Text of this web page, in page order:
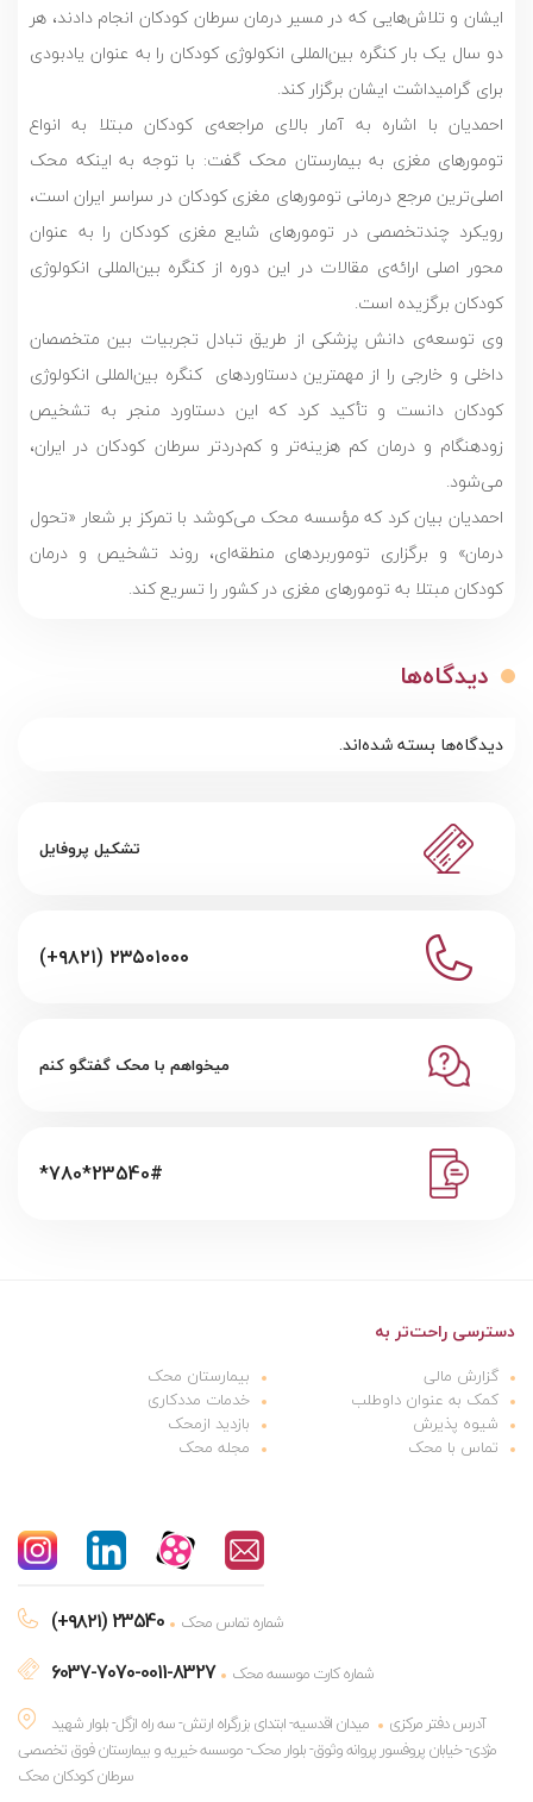
ایشان و تلاش‌هایی که در مسیر درمان سرطان کودکان انجام دادند، هر
دو سال یک بار کنگره بین‌المللی انکولوژی کودکان را به عنوان یادبودی
برای گرامیداشت ایشان برگزار کند.
احمدیان با اشاره به آمار بالای مراجعه‌ی کودکان مبتلا به انواع
تومورهای مغزی به بیمارستان محک گفت: با توجه به اینکه محک
اصلی‌ترین مرجع درمانی تومورهای مغزی کودکان در سراسر ایران است،
رویکرد چندتخصصی در تومورهای شایع مغزی کودکان را به عنوان
محور اصلی ارائه‌ی مقالات در این دوره از کنگره بین‌المللی انکولوژی
کودکان برگزیده است.
وی توسعه‌ی دانش پزشکی از طریق تبادل تجربیات بین متخصصان
داخلی و خارجی را از مهمترین دستاوردهای کنگره بین‌المللی انکولوژی
کودکان دانست و تأکید کرد که این دستاورد منجر به تشخیص
زودهنگام و درمان‌ کم هزینه‌تر و کم‌دردتر سرطان کودکان در ایران،
می‌شود.
احمدیان بیان کرد که مؤسسه محک می‌کوشد با تمرکز بر شعار «تحول
درمان» و برگزاری توموربردهای منطقه‌ای، روند تشخیص و درمان
کودکان مبتلا به تومورهای مغزی در کشور را تسریع کند.
دیدگاه‌ها
دیدگاه‌ها بسته شده‌اند.
تشکیل پروفایل
(+۹۸۲۱) ۲۳۵۰۱۰۰۰
میخواهم با محک گفتگو کنم
*780*23540#
دسترسی راحت‌تر به
گزارش مالی
بیمارستان محک
کمک به عنوان داوطلب
خدمات مددکاری
شیوه پذیرش
بازدید ازمحک
تماس با محک
مجله محک
(+۹۸۲۱) 23540 شماره تماس محک
6037-7070-0011-8327
شماره کارت موسسه محک
آدرس دفتر مرکزی
میدان اقدسیه- ابتدای بزرگراه ارتش- سه راه ازگل- بلوار شهید
مژدی- خیابان پروفسور پروانه وثوق- بلوار محک- موسسه خیریه و بیمارستان فوق تخصصی
سرطان کودکان محک